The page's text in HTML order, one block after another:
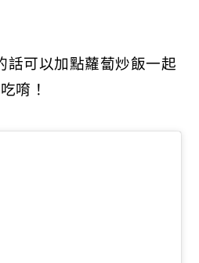
話可以加點蘿蔔炒飯一起
吃唷！